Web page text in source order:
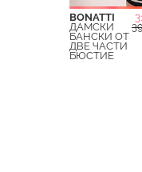
BONATTI
ДАМСКИ
БАНСКИ ОТ
ДВЕ ЧАСТИ
БЮСТИЕ